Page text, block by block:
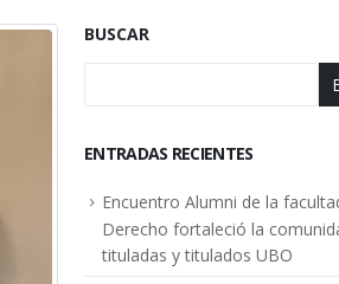
BUSCAR
ENTRADAS RECIENTES
Encuentro Alumni de la
Derecho fortaleció la
tituladas y titulados UBO